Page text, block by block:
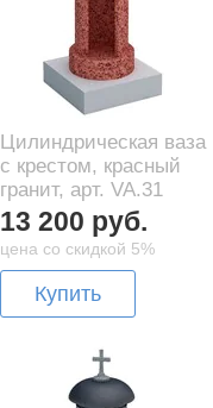
Цилиндрическая ваза
с крестом, красный
гранит, арт. VA.31
13 200 руб.
цена со скидкой 5%
Купить